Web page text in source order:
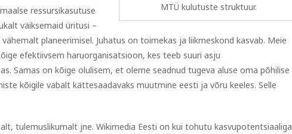
MTÜ kulutuste struktuur.
ressursikasutuse
väiksemaid üritusi –
planeerimisel. Juhatus on toimekas ja liikmeskond kasvab. Meie
efektiivsem haruorganisatsioon, kes teeb suuri asju
Samas on kõige olulisem, et oleme seadnud tugeva aluse oma põhilise
kõigile vabalt kättesaadavaks muutmine eesti ja võru keeles. Selle
tulemuslikumalt jne. Wikimedia Eesti on kui tohutu kasvupotentsiaaliga